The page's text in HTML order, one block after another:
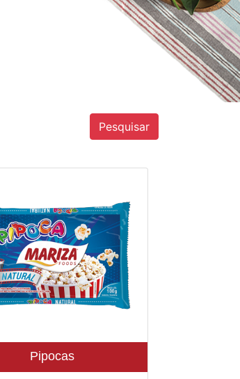
Pesquisar
Pipocas